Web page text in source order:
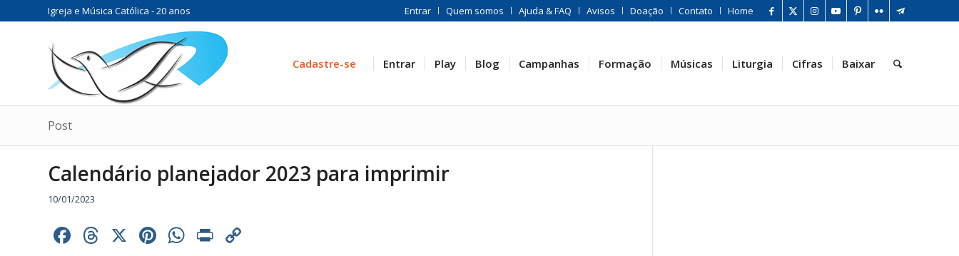
Entrar Quem somos Ajuda & FAQ Avisos Doação Contato Home
Igreja e Música Católica - 20 anos
Cadastre-se Entrar Play Blog Campanhas Formação Músicas Liturgia Cifras Baixar
Post
Calendário planejador 2023 para imprimir
10/01/2023
Facebook
Threads
X Pinterest
WhatsApp
Print